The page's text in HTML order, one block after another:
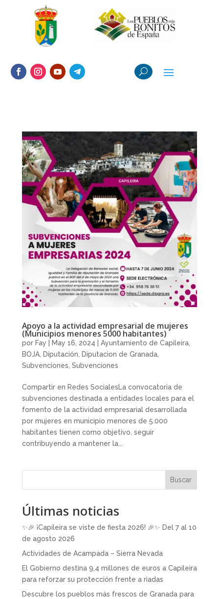
Apoyo a la actividad empresarial de mujeres
(Municipios menores 5000 habitantes)
por Fay May 16, 2024 Ayuntamiento de Capileira,
BOJA, Diputación, Diputacion de Granada,
Subvenciones, Subvenciones
Compartir en Redes SocialesLa convocatoria de
subvenciones destinada a entidades locales para el
fomento de la actividad empresarial desarrollada
por mujeres en municipio menores de 5.000
habitantes tienen como objetivo, seguir
contribuyendo a mantener la...
Buscar
Últimas noticias
✨🎉 ¡Capileira se viste de fiesta 2026! 🎉✨ Del 7 al 10
de agosto 2026
Actividades de Acampada – Sierra Nevada
El Gobierno destina 9,4 millones de euros a Capileira
para reforzar su protección frente a riadas
Descubre los pueblos más frescos de Granada para